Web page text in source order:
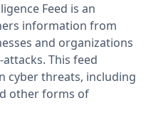
Feed is an
information from
and organizations
This feed
cyber threats, including
other forms of